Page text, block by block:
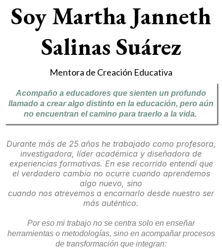
Soy Martha Janneth
Salinas Suárez
Mentora de Creación Educativa
Acompaño a educadores que sienten un profundo
llamado a crear algo distinto en la educación, pero aún
no encuentran el camino para traerlo a la vida.
Durante más de 25 años he trabajado como profesora,
investigadora, líder académica y diseñadora de
experiencias formativas. En ese recorrido entendí que
el verdadero cambio no ocurre cuando aprendemos
algo nuevo, sino
cuando nos atrevemos a encarnarlo desde nuestro ser
más auténtico.
Por eso mi trabajo no se centra solo en enseñar
herramientas o metodologías, sino en acompañar procesos
de transformación que integran: